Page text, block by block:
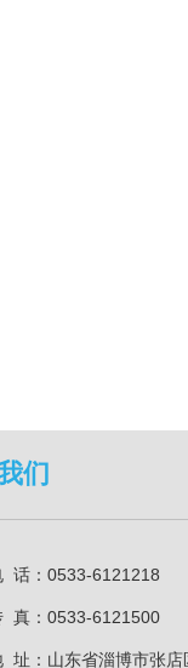
们
话：0533-6121218
真：0533-6121500
址：山东省淄博市张